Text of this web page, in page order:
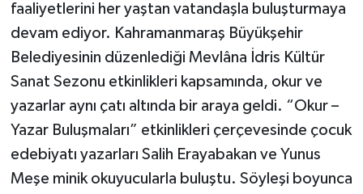
faaliyetlerini her yaştan vatandaşla buluşturmaya
devam ediyor. Kahramanmaraş Büyükşehir
Belediyesinin düzenlediği Mevlâna İdris Kültür
Sanat Sezonu etkinlikleri kapsamında, okur ve
yazarlar aynı çatı altında bir araya geldi. “Okur –
Yazar Buluşmaları” etkinlikleri çerçevesinde çocuk
edebiyatı yazarları Salih Erayabakan ve Yunus
Meşe minik okuyucularla buluştu. Söyleşi boyunca